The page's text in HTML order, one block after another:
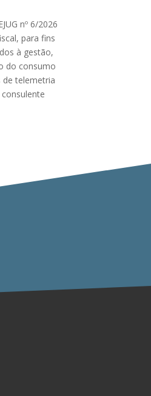
nº 6/2026
para fins
à gestão,
do consumo
de telemetria